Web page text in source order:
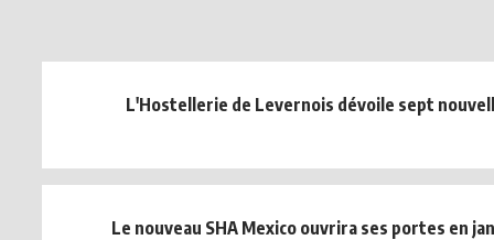
L'Hostellerie de Levernois dévoile sept
Le nouveau SHA Mexico ouvrira ses portes en